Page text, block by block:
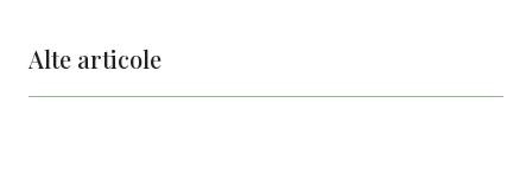
Alte articole